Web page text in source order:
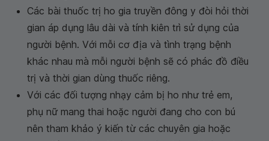
Các bài thuốc trị ho gia truyền đông y đòi hỏi thời
gian áp dụng lâu dài và tính kiên trì sử dụng của
người bệnh. Với mỗi cơ địa và tình trạng bệnh
khác nhau mà mỗi người bệnh sẽ có phác đồ điều
trị và thời gian dùng thuốc riêng.
Với các đối tượng nhạy cảm bị ho như trẻ em,
phụ nữ mang thai hoặc người đang cho con bú
nên tham khảo ý kiến từ các chuyên gia hoặc